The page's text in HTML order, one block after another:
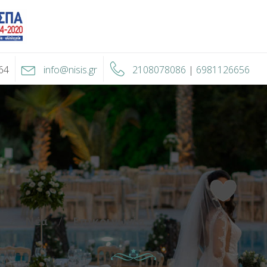
info@nisis.gr 2108078086 | 6981126656
Νέα Επικοινωνία